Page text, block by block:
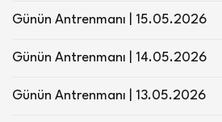
Günün Antrenmanı | 15.05.2026
Günün Antrenmanı | 14.05.2026
Günün Antrenmanı | 13.05.2026